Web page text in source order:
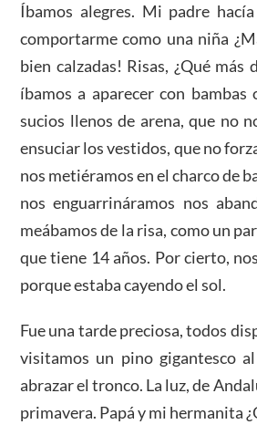
Íbamos alegres. Mi padre
comportarme como una niña
bien calzadas! Risas, ¿Qué
íbamos a aparecer con
sucios llenos de arena, que no
ensuciar los vestidos, que no
nos metiéramos en el charco de
nos enguarrináramos nos
meábamos de la risa, como un
que tiene 14 años. Por cierto,
porque estaba cayendo el sol.
Fue una tarde preciosa, todos
visitamos un pino gigantesco
abrazar el tronco. La luz, de
primavera. Papá y mi hermanita